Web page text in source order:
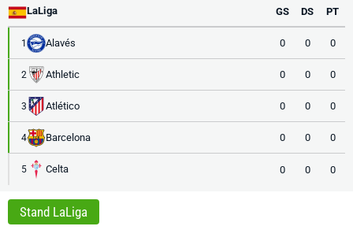
LaLiga GS DS PT
1 Alavés 0 0 0
2 Athletic 0 0 0
3 Atlético 0 0 0
4 Barcelona 0 0 0
5 Celta 0 0 0
Stand LaLiga